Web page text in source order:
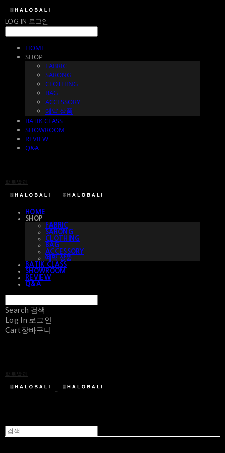
LOG IN 로그인
HOME
SHOP
FABRIC
SARONG
CLOTHING
BAG
ACCESSORY
예약 상품
BATIK CLASS
SHOWROOM
REVIEW
Q&A
할로발리
HOME
SHOP
FABRIC
SARONG
CLOTHING
BAG
ACCESSORY
예약 상품
BATIK CLASS
SHOWROOM
REVIEW
Q&A
Search 검색
Log In 로그인
Cart장바구니
할로발리